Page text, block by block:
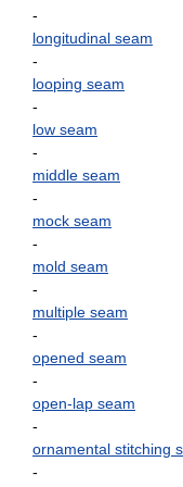
-
longitudinal seam
-
looping seam
-
low seam
-
middle seam
-
mock seam
-
mold seam
-
multiple seam
-
opened seam
-
open-lap seam
-
ornamental stitching
-